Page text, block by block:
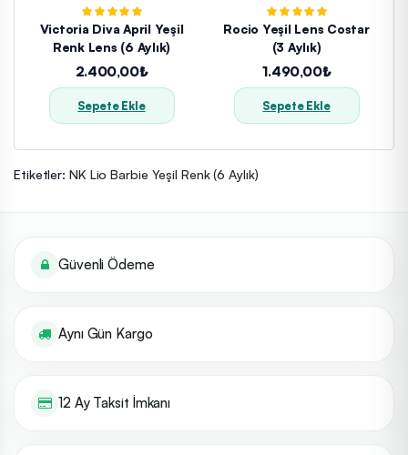
Victoria Diva April Yeşil
Renk Lens (6 Aylık)
2.400,00₺
Sepete Ekle
Rocio Yeşil Lens Costar
(3 Aylık)
1.490,00₺
Sepete Ekle
Etiketler: NK Lio Barbie Yeşil Renk (6 Aylık)
Güvenli Ödeme
Aynı Gün Kargo
12 Ay Taksit İmkanı